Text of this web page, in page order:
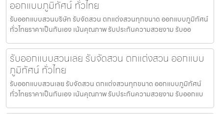
ออกแบบภูมิทัศน์ ทั่วไทย
รับออกแบบสวนบริษัท รับจัดสวน ตกแต่งสวนทุกขนาด ออกแบบภูมิทัศน์
ทั่วไทยราคาเป็นกันเอง เน้นคุณภาพ รับประกันความสวยงาม รับออ
รับออกแบบสวนเลย รับจัดสวน ตกแต่งสวน ออกแบบ
ภูมิทัศน์ ทั่วไทย
รับออกแบบสวนเลย รับจัดสวน ตกแต่งสวนทุกขนาด ออกแบบภูมิทัศน์
ทั่วไทยราคาเป็นกันเอง เน้นคุณภาพ รับประกันความสวยงาม รับออกแบ